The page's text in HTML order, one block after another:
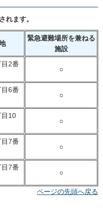
れます。
緊急避難場所を兼ねる
施設
2番
○
6番
○
目10
○
7番
○
7番
○
ページの先頭へ戻る